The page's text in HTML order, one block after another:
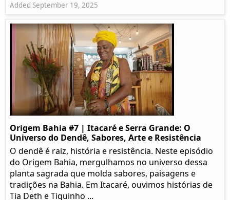
Added September 19, 2025
Origem Bahia #7 | Itacaré e Serra Grande: O
Universo do Dendê, Sabores, Arte e Resistência
O dendê é raiz, história e resistência. Neste episódio
do Origem Bahia, mergulhamos no universo dessa
planta sagrada que molda sabores, paisagens e
tradições na Bahia. Em Itacaré, ouvimos histórias de
Tia Deth e Tiquinho ...